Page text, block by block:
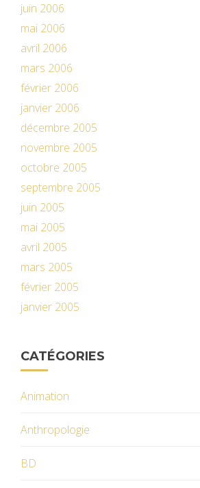
juin 2006
mai 2006
avril 2006
mars 2006
février 2006
janvier 2006
décembre 2005
novembre 2005
octobre 2005
septembre 2005
juin 2005
mai 2005
avril 2005
mars 2005
février 2005
janvier 2005
CATÉGORIES
Animation
Anthropologie
BD